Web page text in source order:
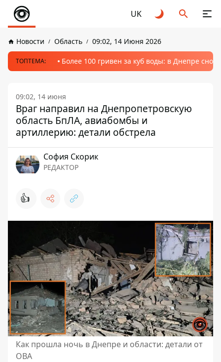
UK
Новости Область 09:02, 14 Июня 2026
ТОПТЕМА: Более 100 гривен за куб воды: в Днепре
09:02, 14 июня
Враг направил на Днепропетровскую
область БпЛА, авиабомбы и
артиллерию: детали обстрела
София Скорик
РЕДАКТОР
👍
Как прошла ночь в Днепре и области: детали от
ОВА